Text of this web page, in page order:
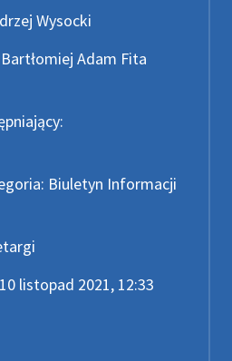
Wysocki
Adam Fita
Biuletyn Informacji
10 listopad 2021, 12:33